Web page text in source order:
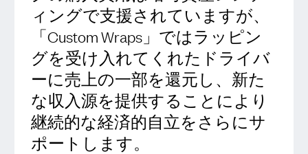
ィングで支援されていますが、
「Custom Wraps」ではラッピン
グを受け入れてくれたドライバ
ーに売上の一部を還元し、新た
な収入源を提供することにより
継続的な経済的自立をさらにサ
ポートします。